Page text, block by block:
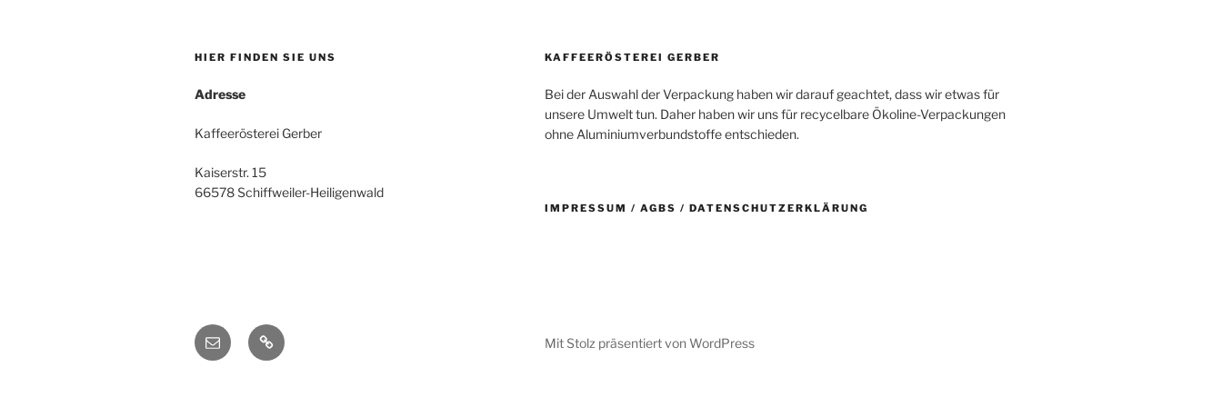
HIER FINDEN SIE UNS
Adresse
Kaffeerösterei Gerber
Kaiserstr. 15
66578 Schiffweiler-Heiligenwald
KAFFEERÖSTEREI GERBER
Bei der Auswahl der Verpackung haben wir darauf geachtet, dass wir etwas für
unsere Umwelt tun. Daher haben wir uns für recycelbare Ökoline-Verpackungen
ohne Aluminiumverbundstoffe entschieden.
IMPRESSUM / AGBS / DATENSCHUTZERKLÄRUNG
E-
Mail
Impressum
/
Mit Stolz präsentiert von WordPress